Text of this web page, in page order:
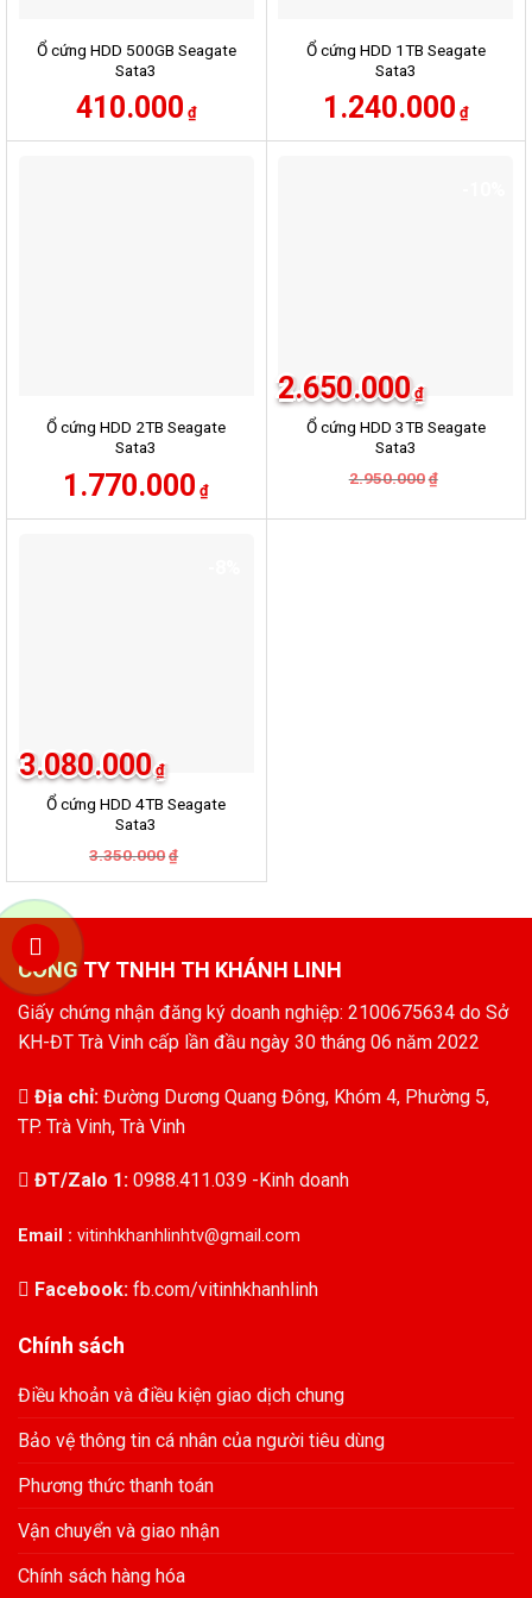
Ổ cứng HDD 500GB Seagate
Sata3
410.000 ₫
Ổ cứng HDD 1TB Seagate
Sata3
1.240.000 ₫
Ổ cứng HDD 2TB Seagate
Sata3
1.770.000 ₫
Ổ cứng HDD 3TB Seagate
Sata3
2.950.000 ₫
2.950.000₫.
2.650.000 ₫
là:
Ổ cứng HDD 4TB Seagate
Sata3
3.350.000 ₫
là:
3.080.000 ₫
tại
3.080.000₫.
CÔNG TY TNHH TH KHÁNH LINH
Giấy chứng nhận đăng ký doanh nghiệp: 2100675634 do Sở
KH-ĐT Trà Vinh cấp lần đầu ngày 30 tháng 06 năm 2022
Địa chỉ: Đường Dương Quang Đông, Khóm 4, Phường 5,
TP. Trà Vinh, Trà Vinh
ĐT/Zalo 1: 0988.411.039 -Kinh doanh
Email : vitinhkhanhlinhtv@gmail.com
Facebook: fb.com/vitinhkhanhlinh
Chính sách
Điều khoản và điều kiện giao dịch chung
Bảo vệ thông tin cá nhân của người tiêu dùng
Phương thức thanh toán
Vận chuyển và giao nhận
Chính sách hàng hóa